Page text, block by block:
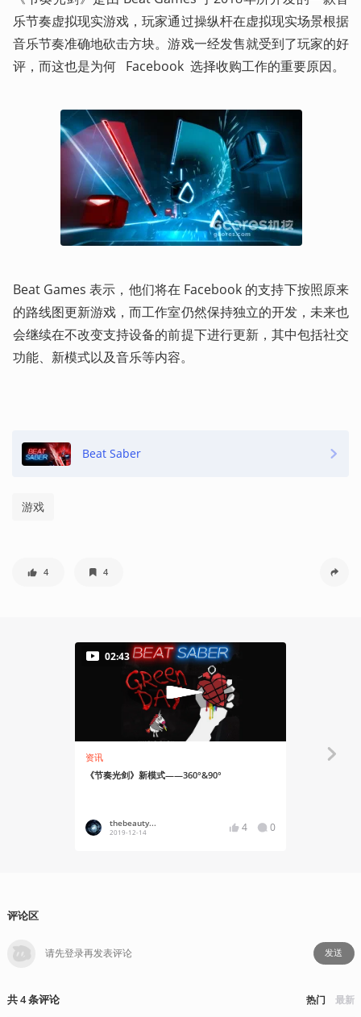
乐节奏虚拟现实游戏，玩家通过操纵杆在虚拟现实场景根据
音乐节奏准确地砍击方块。游戏一经发售就受到了玩家的好
评，而这也是为何   Facebook  选择收购工作的重要原因。
Beat Games 表示，他们将在 Facebook 的支持下按照原来
的路线图更新游戏，而工作室仍然保持独立的开发，未来也
会继续在不改变支持设备的前提下进行更新，其中包括社交
功能、新模式以及音乐等内容。
Beat Saber
游戏
4 4
02:43
资讯
《节奏光剑》新模式——360°&90°
thebeauty...
2019-12-14 4 0
评论区
发送
共4条评论 热门 最新